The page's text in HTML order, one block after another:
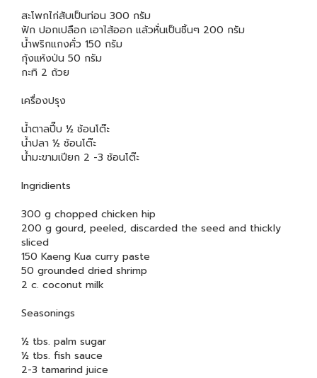
สะโพกไก่สับเป็นท่อน 300 กรัม
ฟัก ปอกเปลือก เอาไส้ออก แล้วหั่นเป็นชิ้นๆ 200 กรัม
น้ำพริกแกงคั่ว 150 กรัม
กุ้งแห้งป่น 50 กรัม
กะทิ 2 ถ้วย
เครื่องปรุง
น้ำตาลปี๊บ ½ ช้อนโต๊ะ
น้ำปลา ½ ช้อนโต๊ะ
น้ำมะขามเปียก 2 -3 ช้อนโต๊ะ
Ingridients
300 g chopped chicken hip
200 g gourd, peeled, discarded the seed and thickly
sliced
150 Kaeng Kua curry paste
50 grounded dried shrimp
2 c. coconut milk
Seasonings
½ tbs. palm sugar
½ tbs. fish sauce
2-3 tamarind juice